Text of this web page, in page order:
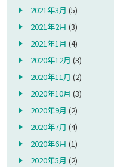
2021年3月 (5)
2021年2月 (3)
2021年1月 (4)
2020年12月 (3)
2020年11月 (2)
2020年10月 (3)
2020年9月 (2)
2020年7月 (4)
2020年6月 (1)
2020年5月 (2)